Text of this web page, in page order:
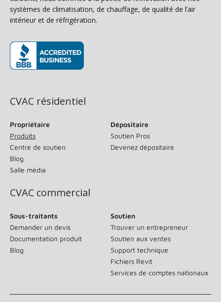
systèmes de climatisation, de chauffage, de qualité de l’air
intérieur et de réfrigération.
CVAC résidentiel
Propriétaire
Produits
Centre de soutien
Blog
Salle média
Dépositaire
Soutien Pros
Devenez dépositaire
CVAC commercial
Sous-traitants
Demander un devis
Documentation produit
Blog
Soutien
Trouver un entrepreneur
Soutien aux ventes
Support technique
Fichiers Revit
Services de comptes nationaux